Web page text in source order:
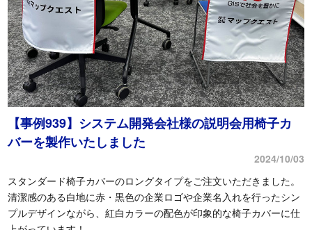
【事例939】システム開発会社様の説明会用椅子カ
バーを製作いたしました
2024/10/03
スタンダード椅子カバーのロングタイプをご注文いただきました。
清潔感のある白地に赤・黒色の企業ロゴや企業名入れを行ったシン
プルデザインながら、紅白カラーの配色が印象的な椅子カバーに仕